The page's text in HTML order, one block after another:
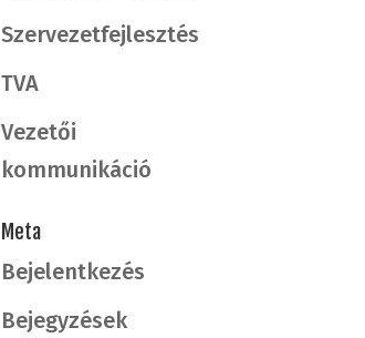
Szervezetfejlesztés
TVA
Vezetői
kommunikáció
Meta
Bejelentkezés
Bejegyzések